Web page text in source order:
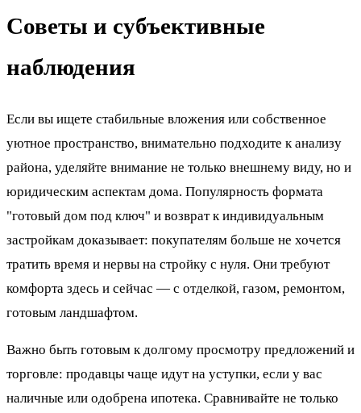
Советы и субъективные
наблюдения
Если вы ищете стабильные вложения или собственное
уютное пространство, внимательно подходите к анализу
района, уделяйте внимание не только внешнему виду, но и
юридическим аспектам дома. Популярность формата
"готовый дом под ключ" и возврат к индивидуальным
застройкам доказывает: покупателям больше не хочется
тратить время и нервы на стройку с нуля. Они требуют
комфорта здесь и сейчас — с отделкой, газом, ремонтом,
готовым ландшафтом.
Важно быть готовым к долгому просмотру предложений и
торговле: продавцы чаще идут на уступки, если у вас
наличные или одобрена ипотека. Сравнивайте не только